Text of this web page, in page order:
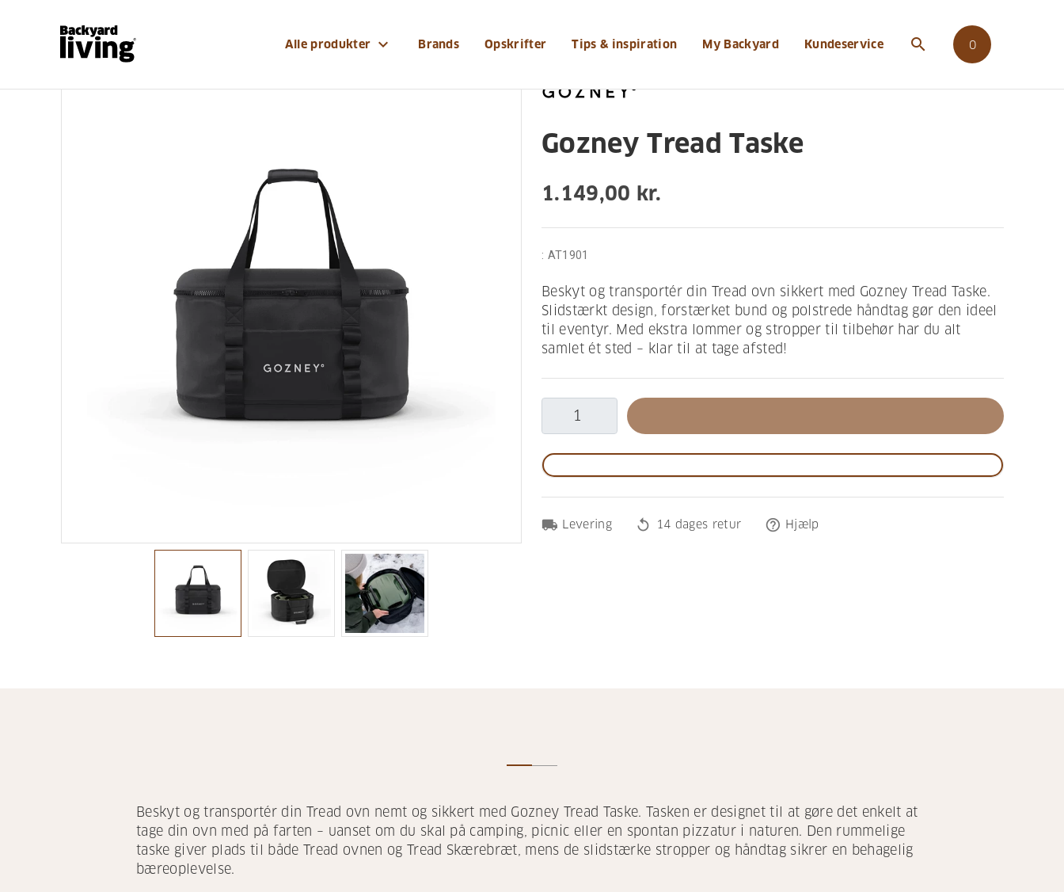
Alle produkter expand_more Brands Opskrifter Tips & inspiration My Backyard Kundeservice search 0
Gozney Tread Taske
1.149,00 kr.
: AT1901
Beskyt og transportér din Tread ovn sikkert med Gozney Tread Taske.
Slidstærkt design, forstærket bund og polstrede håndtag gør den ideel
til eventyr. Med ekstra lommer og stropper til tilbehør har du alt
samlet ét sted – klar til at tage afsted!
local_shipping Levering replay 14 dages retur help_outline Hjælp
Beskyt og transportér din Tread ovn nemt og sikkert med Gozney Tread Taske. Tasken er designet til at gøre det enkelt at
tage din ovn med på farten – uanset om du skal på camping, picnic eller en spontan pizzatur i naturen. Den rummelige
taske giver plads til både Tread ovnen og Tread Skærebræt, mens de slidstærke stropper og håndtag sikrer en behagelig
bæreoplevelse.